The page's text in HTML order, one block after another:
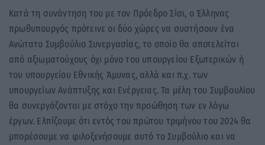
Κατά τη συνάντηση του με τον Πρόεδρο Σίσι, ο Έλληνας
πρωθυπουργός πρότεινε οι δύο χώρες να συστήσουν ένα
Ανώτατο Συμβούλιο Συνεργασίας, το οποίο θα αποτελείται
από αξιωματούχους όχι μόνο του υπουργείου Εξωτερικών ή
του υπουργείου Εθνικής Άμυνας, αλλά και π.χ. των
υπουργείων Ανάπτυξης και Ενέργειας. Τα μέλη του Συμβουλίου
θα συνεργάζονται με στόχο την προώθηση των εν λόγω
έργων. Ελπίζουμε ότι εντός του πρώτου τριμήνου του 2024 θα
μπορέσουμε να φιλοξενήσουμε αυτό το Συμβούλιο και να